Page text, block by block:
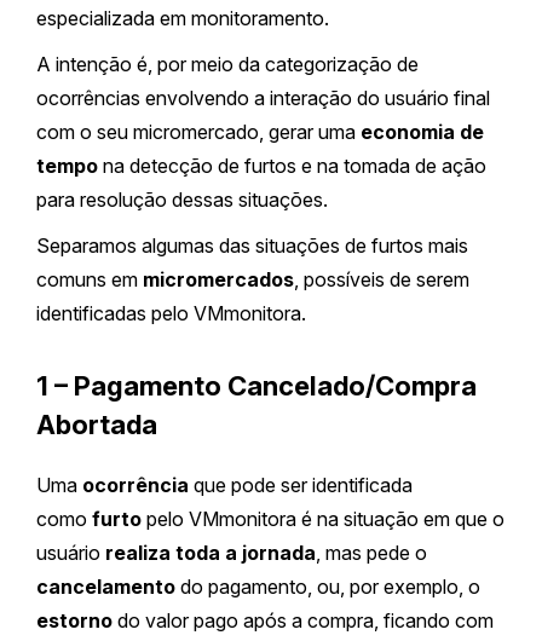
especializada em monitoramento.
A intenção é, por meio da categorização de
ocorrências envolvendo a interação do usuário final
com o seu micromercado, gerar uma economia de
tempo na detecção de furtos e na tomada de ação
para resolução dessas situações.
Separamos algumas das situações de furtos mais
comuns em micromercados, possíveis de serem
identificadas pelo VMmonitora.
1 – Pagamento Cancelado/Compra
Abortada
Uma ocorrência que pode ser identificada
como furto pelo VMmonitora é na situação em que o
usuário realiza toda a jornada, mas pede o
cancelamento do pagamento, ou, por exemplo, o
estorno do valor pago após a compra, ficando com